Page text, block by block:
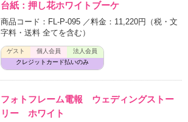
台紙：押し花ホワイトブーケ
商品コード：FL-P-095 ／料金：11,220円
（税・文
字料・送料 全てを含む）
ゲスト 個人会員
法人会員
クレジットカード払いのみ
フォトフレーム電報 ウェディングストー
リー ホワイト